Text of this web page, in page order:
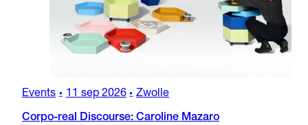
Events • 11 sep 2026 • Zwolle
Corpo-real Discourse: Caroline Mazaro